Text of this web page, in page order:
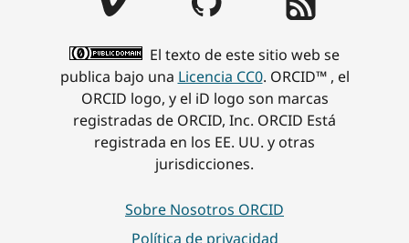
El texto de este sitio web se
publica bajo una Licencia CC0. ORCID™ , el
ORCID logo, y el iD logo son marcas
registradas de ORCID, Inc. ORCID Está
registrada en los EE. UU. y otras
jurisdicciones.
Sobre Nosotros ORCID
Política de privacidad